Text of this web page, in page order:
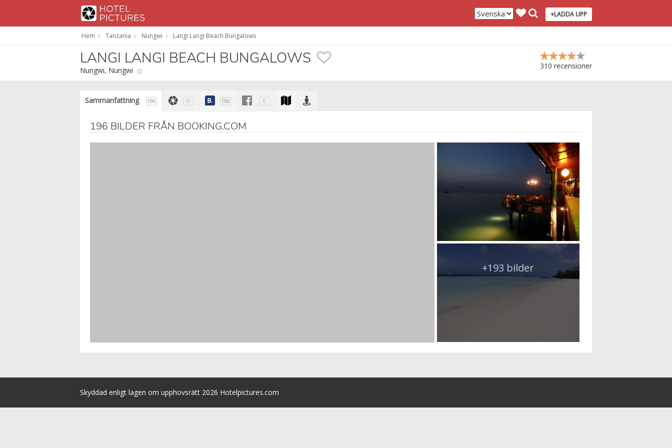
+LADDA UPP
Hem Tanzania Nungwi Langi Langi Beach Bungalows
310 recensioner
LANGI LANGI BEACH BUNGALOWS
Nungwi, Nungwi
Sammanfattning 196 0 196 0
196 BILDER FRÅN BOOKING.COM
+193 bilder
Skyddad enligt lagen om upphovsrätt 2026 Hotelpictures.com